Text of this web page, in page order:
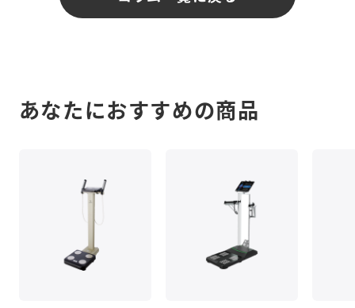
あなたにおすすめの商品